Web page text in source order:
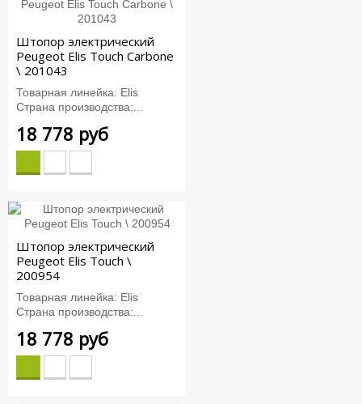
Штопор электрический
Peugeot Elis Touch Carbone
\ 201043
Товарная линейка: Elis
Страна производства:...
18 778 руб
Штопор электрический
Peugeot Elis Touch \
200954
Товарная линейка: Elis
Страна производства:...
18 778 руб